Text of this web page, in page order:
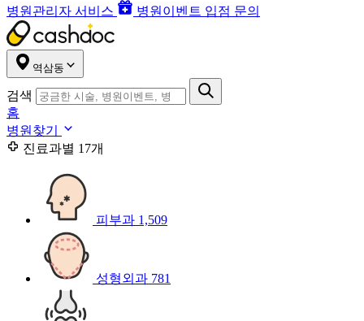
병원관리자 서비스
병원이벤트 입점 문의
역삼동
검색
홈
병원찾기
진료과별 17개
피부과 1,509
성형외과 781